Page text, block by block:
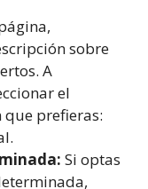
sobre
A
el
prefieras:
Si optas